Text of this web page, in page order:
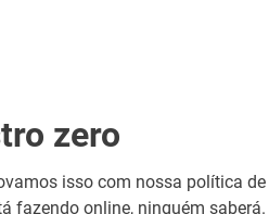
zero
isso com nossa política
fazendo online, ninguém saberá.